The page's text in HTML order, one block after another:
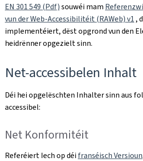
EN 301 549 (Pdf)souwéi mam
vun der Web-Accessibilitéit (RAWeb) v1,
implementéiert, dëst opgrond vun den
heidrënner opgezielt sinn.
Net-accessibelen Inhalt
Déi hei opgelëschten Inhalter sinn aus
accessibel:
Net Konformitéit
Referéiert Iech op déifranséisch Versioun.